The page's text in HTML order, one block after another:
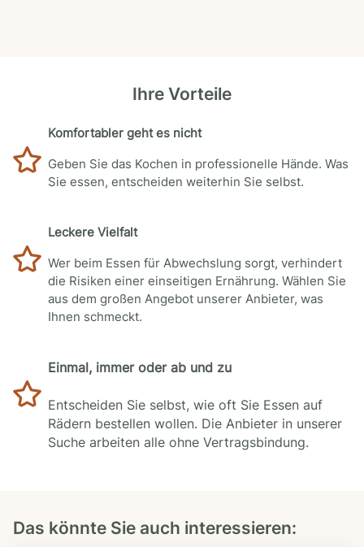
Ihre Vorteile
Komfortabler geht es nicht
Geben Sie das Kochen in professionelle Hände. Was
Sie essen, entscheiden weiterhin Sie selbst.
Leckere Vielfalt
Wer beim Essen für Abwechslung sorgt, verhindert
die Risiken einer einseitigen Ernährung. Wählen Sie
aus dem großen Angebot unserer Anbieter, was
Ihnen schmeckt.
Einmal, immer oder ab und zu
Entscheiden Sie selbst, wie oft Sie Essen auf
Rädern bestellen wollen. Die Anbieter in unserer
Suche arbeiten alle ohne Vertragsbindung.
Das könnte Sie auch interessieren: